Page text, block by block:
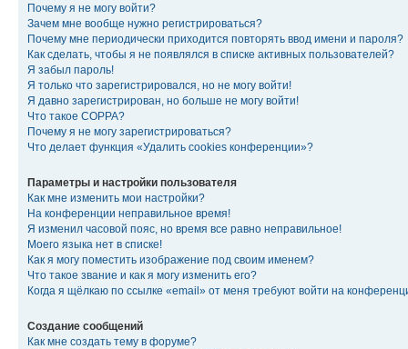
Почему я не могу войти?
Зачем мне вообще нужно регистрироваться?
Почему мне периодически приходится повторять ввод имени и пароля?
Как сделать, чтобы я не появлялся в списке активных пользователей?
Я забыл пароль!
Я только что зарегистрировался, но не могу войти!
Я давно зарегистрирован, но больше не могу войти!
Что такое COPPA?
Почему я не могу зарегистрироваться?
Что делает функция «Удалить cookies конференции»?
Параметры и настройки пользователя
Как мне изменить мои настройки?
На конференции неправильное время!
Я изменил часовой пояс, но время все равно неправильное!
Моего языка нет в списке!
Как я могу поместить изображение под своим именем?
Что такое звание и как я могу изменить его?
Когда я щёлкаю по ссылке «email» от меня требуют войти на
Создание сообщений
Как мне создать тему в форуме?